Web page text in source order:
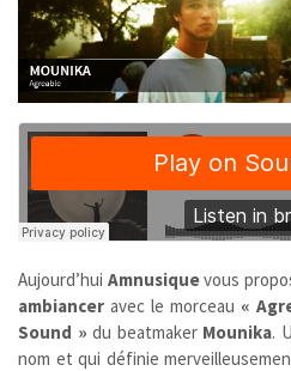
Aujourd’hui Amnusiquevous
ambiancer avec le morceau «
Sound » du beatmaker Mounika.
nom et qui définie